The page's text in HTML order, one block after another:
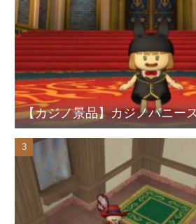
【カジノ景品】カジノバニー